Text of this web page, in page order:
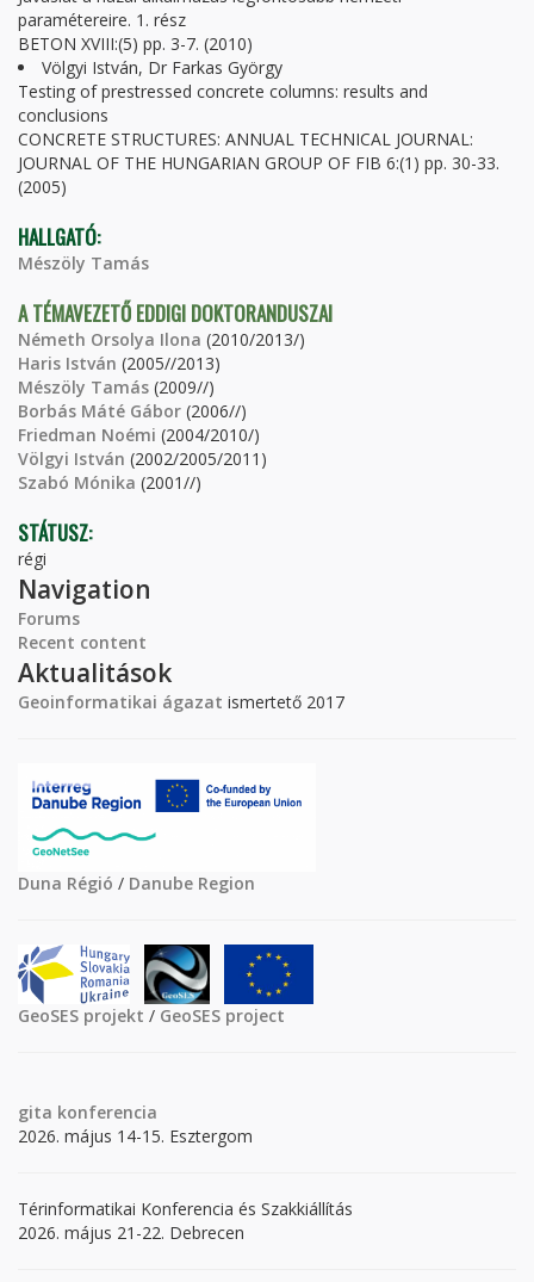
paramétereire. 1. rész
BETON XVIII:(5) pp. 3-7. (2010)
Völgyi István, Dr Farkas György
Testing of prestressed concrete columns: results and
conclusions
CONCRETE STRUCTURES: ANNUAL TECHNICAL JOURNAL:
JOURNAL OF THE HUNGARIAN GROUP OF FIB 6:(1) pp. 30-33.
(2005)
HALLGATÓ:
Mészöly Tamás
A TÉMAVEZETŐ EDDIGI DOKTORANDUSZAI
Németh Orsolya Ilona (2010/2013/)
Haris István (2005//2013)
Mészöly Tamás (2009//)
Borbás Máté Gábor (2006//)
Friedman Noémi (2004/2010/)
Völgyi István (2002/2005/2011)
Szabó Mónika (2001//)
STÁTUSZ:
régi
Navigation
Forums
Recent content
Aktualitások
Geoinformatikai ágazat ismertető 2017
Duna Régió / Danube Region
GeoSES projekt / GeoSES project
gita konferencia
2026. május 14-15. Esztergom
Térinformatikai Konferencia és Szakkiállítás
2026. május 21-22. Debrecen